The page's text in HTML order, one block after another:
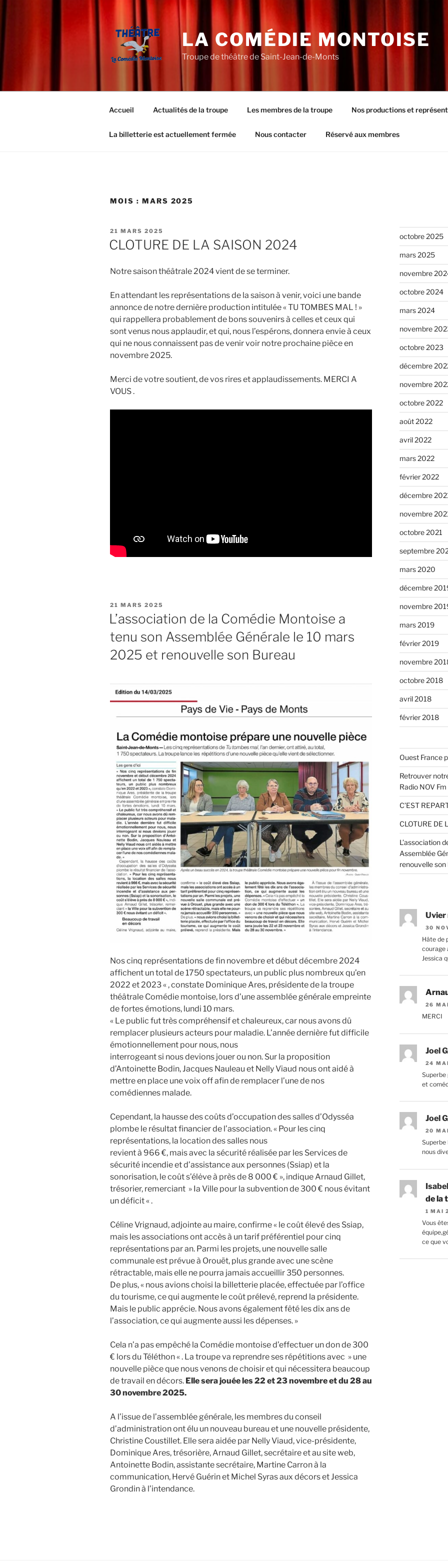
LA COMÉDIE MONTOISE
Troupe de théâtre de Saint-Jean-de-Monts
Accueil Actualités de la troupe Les membres de la troupe Nos productions et
La billetterie est actuellement fermée Nous contacter Réservé aux membres
MOIS : MARS 2025
PUBLIÉ
LE
21 MARS 2025
CLOTURE DE LA SAISON 2024
Notre saison théâtrale 2024 vient de se terminer.
En attendant les représentations de la saison à venir, voici une bande
annonce de notre dernière production intitulée « TU TOMBES MAL ! »
qui rappellera probablement de bons souvenirs à celles et ceux qui
sont venus nous applaudir, et qui, nous l’espérons, donnera envie à ceux
qui ne nous connaissent pas de venir voir notre prochaine pièce en
novembre 2025.
Merci de votre soutient, de vos rires et applaudissements. MERCI A
VOUS .
PUBLIÉ
LE
21 MARS 2025
L’association de la Comédie Montoise a
tenu son Assemblée Générale le 10 mars
2025 et renouvelle son Bureau
Nos cinq représentations de fin novembre et début décembre 2024
affichent un total de 1750 spectateurs, un public plus nombreux qu’en
2022 et 2023 « , constate Dominique Ares, présidente de la troupe
théâtrale Comédie montoise, lors d’une assemblée générale empreinte
de fortes émotions, lundi 10 mars.
« Le public fut très compréhensif et chaleureux, car nous avons dû
remplacer plusieurs acteurs pour maladie. L’année dernière fut difficile
émotionnellement pour nous, nous
interrogeant si nous devions jouer ou non. Sur la proposition
d’Antoinette Bodin, Jacques Nauleau et Nelly Viaud nous ont aidé à
mettre en place une voix off afin de remplacer l’une de nos
comédiennes malade.
Cependant, la hausse des coûts d’occupation des salles d’Odysséa
plombe le résultat financier de l’association. « Pour les cinq
représentations, la location des salles nous
revient à 966 €, mais avec la sécurité réalisée par les Services de
sécurité incendie et d’assistance aux personnes (Ssiap) et la
sonorisation, le coût s’élėve à près de 8 000 € », indique Arnaud Gillet,
trésorier, remerciant » Ia Ville pour la subvention de 300 € nous évitant
un déficit « .
Céline Vrignaud, adjointe au maire, confirme « le coût élevé des Ssiap,
mais les associations ont accès à un tarif préférentiel pour cinq
représentations par an. Parmi les projets, une nouvelle salle
communale est prévue à Orouët, plus grande avec une scène
rétractable, mais elle ne pourra jamais accueillir 350 personnes.
De plus, « nous avions choisi la billetterie placée, effectuée par l’office
du tourisme, ce qui augmente le coût prélevé, reprend la présidente.
Mais le public apprécie. Nous avons également fêté les dix ans de
l’association, ce qui augmente aussi les dépenses. »
Cela n’a pas empêché la Comédie montoise d’effectuer un don de 300
€ lors du Téléthon « . La troupe va reprendre ses répétitions avec » une
nouvelle pièce que nous venons de choisir et qui nécessitera beaucoup
de travail en décors. Elle sera jouée les 22 et 23 novembre et du 28 au
30 novembre 2025.
A l’issue de l’assemblée générale, les membres du conseil
d’administration ont élu un nouveau bureau et une nouvelle présidente,
Christine Coustillet. Elle sera aidée par Nelly Viaud, vice-présidente,
Dominique Ares, trésorière, Arnaud Gillet, secrétaire et au site web,
Antoinette Bodin, assistante secrétaire, Martine Carron à la
communication, Hervé Guérin et Michel Syras aux décors et Jessica
Grondin à l’intendance.
octobre 2025
mars 2025
novembre
octobre 2024
mars 2024
novembre
octobre 2023
décembre
novembre
octobre 2022
août 2022
avril 2022
mars 2022
février 2022
décembre
novembre
octobre 2021
septembre
mars 2020
décembre
novembre
mars 2019
février 2019
novembre
octobre 2018
avril 2018
février 2018
Ouest France
Retrouver
Radio NOV Fm
C’EST
CLOTURE DE
L’association
Assemblée
renouvelle son
Uvier
30
Hâte de
courage
Jessica
26
MERCI
Joel
24
Superbe
et
Joel
20
Superbe
nous
de la
1 MAI
Vous
ce que